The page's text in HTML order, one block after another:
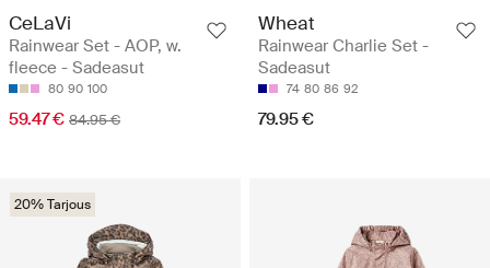
CeLaVi
Rainwear Set - AOP, w.
fleece - Sadeasut
80 90 100
59.47 € 84.95 €
Wheat
Rainwear Charlie Set -
Sadeasut
74 80 86 92
79.95 €
20% Tarjous